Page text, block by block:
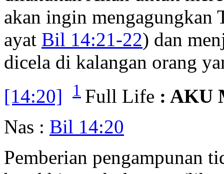
akan ingin mengagungkan
ayat Bil 14:21-22) dan
dicela di kalangan orang
[14:20]
1 Full Life : AKU
Nas : Bil 14:20
Pemberian pengampunan